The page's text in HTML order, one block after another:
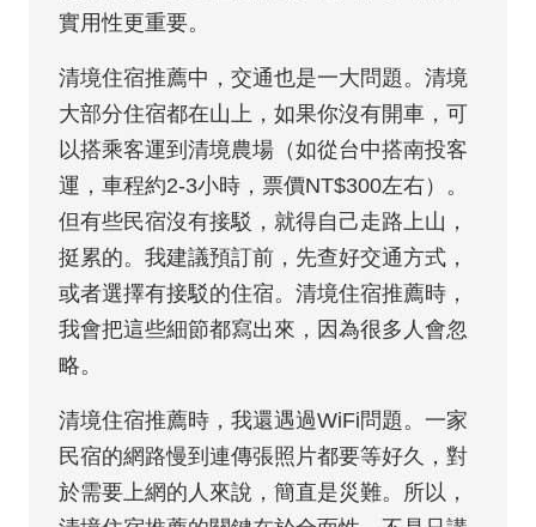
實用性更重要。
清境住宿推薦中，交通也是一大問題。清境
大部分住宿都在山上，如果你沒有開車，可
以搭乘客運到清境農場（如從台中搭南投客
運，車程約2-3小時，票價NT$300左右）。
但有些民宿沒有接駁，就得自己走路上山，
挺累的。我建議預訂前，先查好交通方式，
或者選擇有接駁的住宿。清境住宿推薦時，
我會把這些細節都寫出來，因為很多人會忽
略。
清境住宿推薦時，我還遇過WiFi問題。一家
民宿的網路慢到連傳張照片都要等好久，對
於需要上網的人來說，簡直是災難。所以，